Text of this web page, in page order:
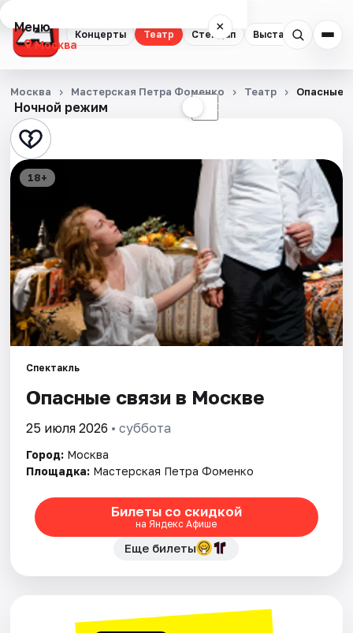
Концерты Театр Стендап Выставки
Меню ×
Москва
Концерты
Театр
Стендап
Квесты
Экскурсии
Спорт
События
Города
Площадки
Артисты
Рейтинги
Ночной режим ☾
Москва Мастерская Петра Фоменко Театр Опасные
18+
Спектакль
Опасные связи в Москве
25 июля 2026 • суббота
Город: Москва
Площадка: Мастерская Петра Фоменко
Билеты со скидкой
на Яндекс Афише
Еще билеты